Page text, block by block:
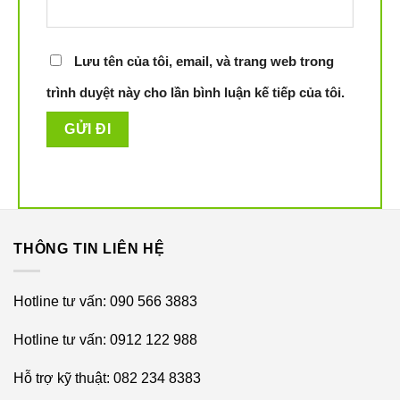
(theo chiều cao). Do vậy, có thể dễ dàng né tránh đồ chơi
trẻ em, dây cáp điện, thậm chí là “chất thải” thú cưng. Khả
năng đặc biệt này chưa từng có trên các phiên bản thế hệ
trước giúp robot hoạt động độc lập, tự động mà không
Vẽ bản đồ chính xác thời gian thực
Lưu tên của tôi, email, và trang web trong
trình duyệt này cho lần bình luận kế tiếp của tôi.
THÔNG TIN LIÊN HỆ
Hotline tư vấn: 090 566 3883
Hotline tư vấn: 0912 122 988
Hỗ trợ kỹ thuật: 082 234 8383